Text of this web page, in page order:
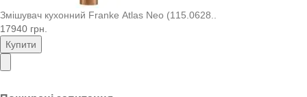
Змішувач кухонний Franke Atlas Neo (115.0628..
17940 грн.
Купити